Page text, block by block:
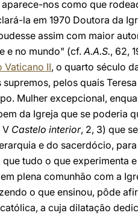
nos como que
la em 1970 Doutora da
assim com maior
e no mundo" (cf.A.A.S., 62,
Vaticano II, o quarto século
pelos quais
Mulher excepcional,
da Igreja que se poderia
V Castelo interior, 2, 3) que
e do sacerdócio,
tudo o que experimenta
plena comunhão com a
o que ensinou, pôde
a cuja dilatação